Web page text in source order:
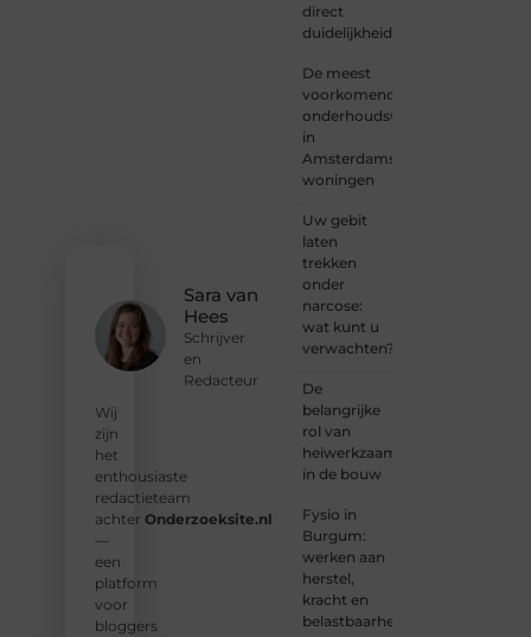
Sara van
Hees
Schrijver
en
Redacteur
Wij
zijn
het
enthousiaste
redactieteam
achter Onderzoeksite.nl
—
een
platform
voor
bloggers
direct
duidelijkheid
De meest
voorkomende
onderhoudswerkzaamheden
in
Amsterdamse
woningen
Uw gebit
laten
trekken
onder
narcose:
wat kunt u
verwachten?
De
belangrijke
rol van
heiwerkzaamheden
in de bouw
Fysio in
Burgum:
werken aan
herstel,
kracht en
belastbaarheid